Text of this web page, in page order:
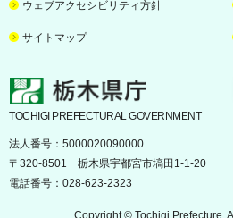
ウェブアクセシビリティ方針
サイトマップ
栃木県庁
TOCHIGI PREFECTURAL GOVERNMENT
法人番号：5000020090000
〒320-8501 栃木県宇都宮市塙田1-1-20
電話番号：028-623-2323
Copyright © Tochigi Prefecture.